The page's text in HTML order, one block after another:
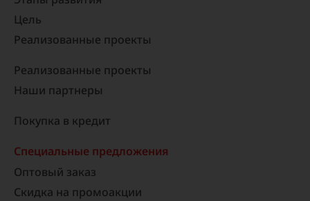
Цель
Реализованные проекты​
Реализованные проекты
Наши партнеры
Покупка в кредит
Специальные предложения
Оптовый заказ
Скидка на промоакции